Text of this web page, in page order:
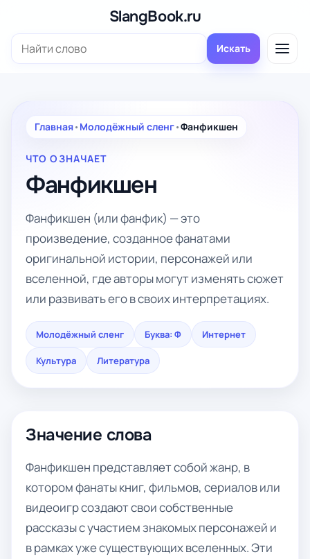
содержимому
SlangBook.ru
Поиск: Искать
Главная• Молодёжный сленг•Фанфикшен
ЧТО ОЗНАЧАЕТ
Фанфикшен
Фанфикшен (или фанфик) — это
произведение, созданное фанатами
оригинальной истории, персонажей или
вселенной, где авторы могут изменять сюжет
или развивать его в своих интерпретациях.
Молодёжный сленг Буква: Ф Интернет
Культура Литература
Значение слова
Фанфикшен представляет собой жанр, в
котором фанаты книг, фильмов, сериалов или
видеоигр создают свои собственные
рассказы с участием знакомых персонажей и
в рамках уже существующих вселенных. Эти